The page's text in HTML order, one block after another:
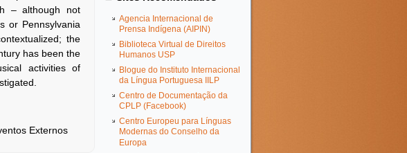
– although not
or Pennsylvania
the
has been the
activities of
Externos
Agencia Internacional de
Prensa Indígena (AIPIN)
Biblioteca Virtual de Direitos
Humanos USP
Blogue do Instituto Internacional
da Língua Portuguesa IILP
Centro de Documentação da
CPLP (Facebook)
Centro Europeu para Línguas
Modernas do Conselho da
Europa